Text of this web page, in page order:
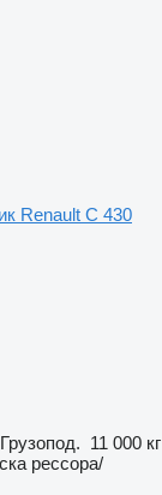
Renault C 430
Грузопод. 11 000 кг
рессора/